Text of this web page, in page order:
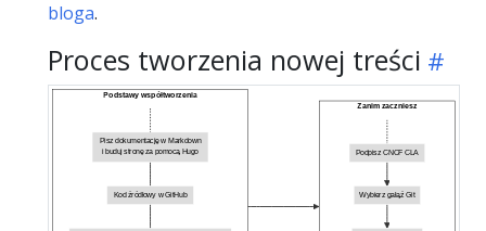
bloga.
Proces tworzenia nowej treści
Podstawy współtworzenia
Kod źródłowy w GitHub
Pisz dokumentację w Markdown
i buduj stronę za pomocą Hugo
Zanim zaczniesz
Wybierz gałąź Git
Podpisz CNCF CLA